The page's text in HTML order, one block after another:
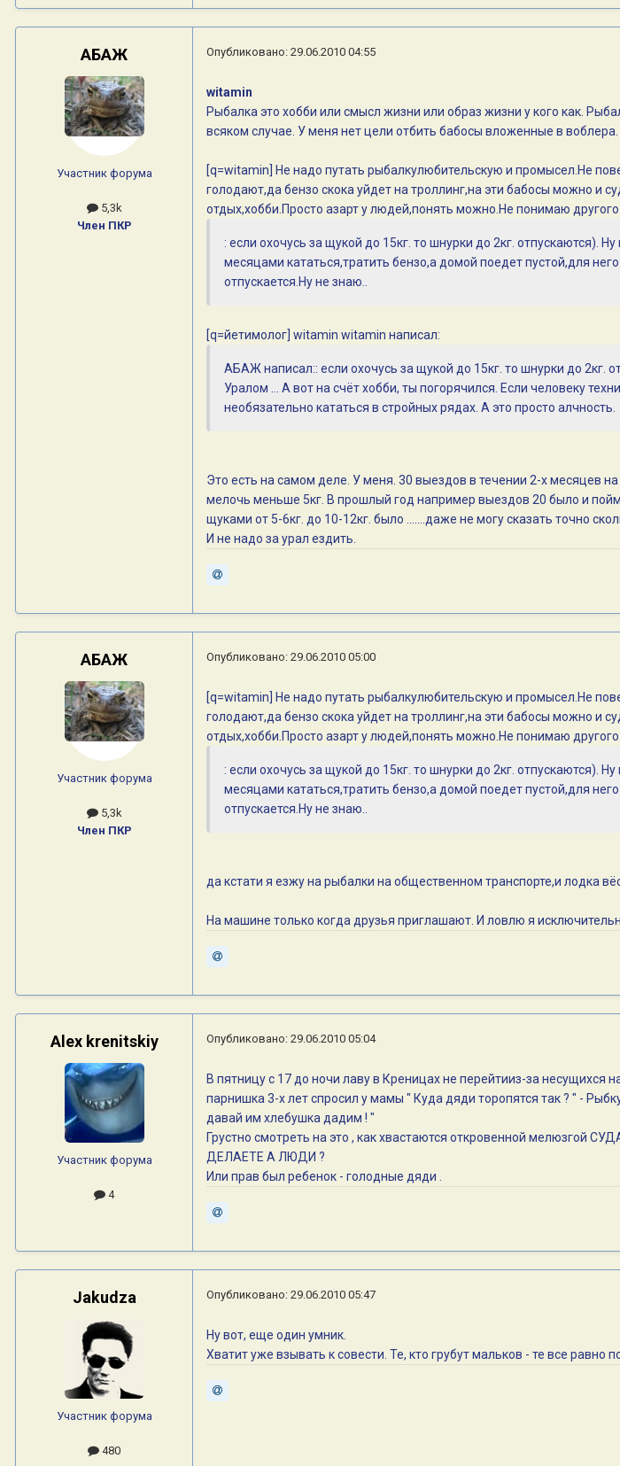
АБАЖ
Участник форума
5,3k
Член ПКР
Опубликовано: 29.06.2010 04:55
witamin
Рыбалка это хобби или смысл жизни или образ жизни у кого как.
всяком случае. У меня нет цели отбить бабосы вложенные в воблера.
[q=witamin] Не надо путать рыбалкулюбительскую и промысел.Не
голодают,да бензо скока уйдет на троллинг,на эти бабосы можно и
отдых,хобби.Просто азарт у людей,понять можно.Не понимаю
: если охочусь за щукой до 15кг. то шнурки до 2кг. отпускаются).
месяцами кататься,тратить бензо,а домой поедет пустой,для
отпускается.Ну не знаю..
[q=йетимолог] witamin witamin написал:
АБАЖ написал:: если охочусь за щукой до 15кг. то шнурки до 2кг.
Уралом ... А вот на счёт хобби, ты погорячился. Если человеку
необязательно кататься в стройных рядах. А это просто алчность.
Это есть на самом деле. У меня. 30 выездов в течении 2-х месяцев
мелочь меньше 5кг. В прошлый год например выездов 20 было и
щуками от 5-6кг. до 10-12кг. было .......даже не могу сказать точно
И не надо за урал ездить.
АБАЖ
Участник форума
5,3k
Член ПКР
Опубликовано: 29.06.2010 05:00
[q=witamin] Не надо путать рыбалкулюбительскую и промысел.Не
голодают,да бензо скока уйдет на троллинг,на эти бабосы можно и
отдых,хобби.Просто азарт у людей,понять можно.Не понимаю
: если охочусь за щукой до 15кг. то шнурки до 2кг. отпускаются).
месяцами кататься,тратить бензо,а домой поедет пустой,для
отпускается.Ну не знаю..
да кстати я езжу на рыбалки на общественном транспорте,и лодка
На машине только когда друзья приглашают. И ловлю я
Alex krenitskiy
Участник форума
4
Опубликовано: 29.06.2010 05:04
В пятницу с 17 до ночи лаву в Креницах не перейтииз-за несущихся
парнишка 3-х лет спросил у мамы " Куда дяди торопятся так ? " -
давай им хлебушка дадим ! "
Грустно смотреть на это , как хвастаются откровенной
ДЕЛАЕТЕ А ЛЮДИ ?
Или прав был ребенок - голодные дяди .
Jakudza
Участник форума
480
Опубликовано: 29.06.2010 05:47
Ну вот, еще один умник.
Хватит уже взывать к совести. Те, кто грубут мальков - те все равно